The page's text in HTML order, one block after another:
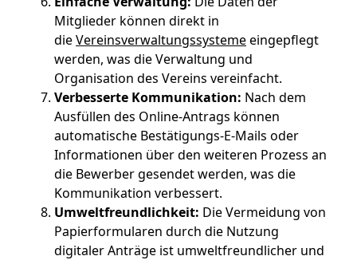
Mitglieder können direkt in
dieVereinsverwaltungssystemeeingepflegt
werden, was die Verwaltung und
Organisation des Vereins vereinfacht.
Verbesserte Kommunikation: Nach dem
Ausfüllen des Online-Antrags können
automatische Bestätigungs-E-Mails oder
Informationen über den weiteren Prozess an
die Bewerber gesendet werden, was die
Kommunikation verbessert.
Umweltfreundlichkeit: Die Vermeidung von
Papierformularen durch die Nutzung
digitaler Anträge ist umweltfreundlicher und